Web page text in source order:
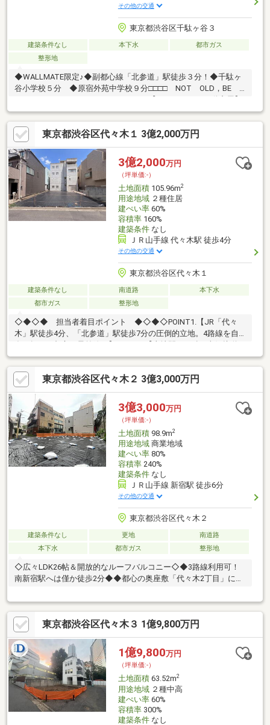
その他の交通
東京都渋谷区千駄ヶ谷３
建築条件なし 本下水
都市ガス
整形地
◆WALLMATE限定♪◆副都心線「北参道」駅徒歩３分！◆千駄ヶ
谷小学校５分 ◆原宿外苑中学校９分□□□□ NOT OLD，BE
として、徹底的にまで顧客主義を貫く事をお約束いたします。■
城南エリアに特化した情報網を駆使し、最良の不動産をご提案。
■住宅ローンシュミレーション無料相談会 毎日随時開催中。■ウ
ォールメイトオリジナルの住宅購入・住替え等について分かりや
すく解説したガイドブックをご希望者様に【無料プレゼント】～
弊社ホームページ～https://wallmate.co.jp/～
東京都渋谷区代々木１ 3億2,000万円
3億2,000万円
（坪単価:-）
土地面積105.96m2
用途地域２種住居
建ぺい率60%
容積率160%
建築条件なし
ＪＲ山手線 代々木駅 徒歩4分
その他の交通
東京都渋谷区代々木１
建築条件なし 南道路
本下水
都市ガス
整形地
◇◆◇◆ 担当者着目ポイント ◆◇◆◇POINT1.【JR「代々
木」駅徒歩4分、「北参道」駅徒歩7分の圧倒的立地。4路線を自
希少性。第一種文教地区の落ち着いた住環境と、溢れる陽光を享
受。】POINT3.【容積率300%をフルに活かせる建築ポテンシャ
ル。延床面積の広い、ゆとりある大型邸宅が建築可能です。】
◇◆◇◆◇◆◇◆◇◆◇【ライフプラン】本物件においての住
宅ローンシミュレーションはもちろん、本物件購入後１０～２０
年後のライフサイクルの変化を見据えた長期的なライフプランシ
ミュレーションを実施します。
東京都渋谷区代々木２ 3億3,000万円
3億3,000万円
（坪単価:-）
土地面積98.9m2
用途地域商業地域
建ぺい率80%
容積率240%
建築条件なし
ＪＲ山手線 新宿駅 徒歩6分
その他の交通
東京都渋谷区代々木２
建築条件なし 更地
南道路
本下水
都市ガス 整形地
◇広々LDK26帖＆開放的なルーフバルコニー◇◆3路線利用可！
南新宿駅へは僅か徒歩2分◆◆都心の奥座敷「代々木2丁目」に住
◆◇◆◇◆◇◆◇◆◇◆◇◆◇◆◇◆◇◆◇◆◇◆◇◆【ラ
イフプラン】本物件においての住宅ローンシミュレーションはも
ちろん、本物件購入後１０～２０年後のライフサイクルの変化を
見据えた長期的なライフプランシミュレーションを実施します。
【物件調査報告書】本物件に関する独自の物件調査報告書を作成
します。重要事項説明に載らないような住んでから気になる事項
を色々な角度から調査して、お客様にとっての購入リスクの有無
を徹底的に確認して提供します
東京都渋谷区代々木３ 1億9,800万円
1億9,800万円
（坪単価:-）
土地面積63.52m2
用途地域２種中高
建ぺい率60%
容積率300%
建築条件なし